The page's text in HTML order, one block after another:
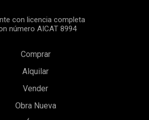
con licencia completa
número AICAT 8994
Comprar
Alquilar
Vender
Obra Nueva